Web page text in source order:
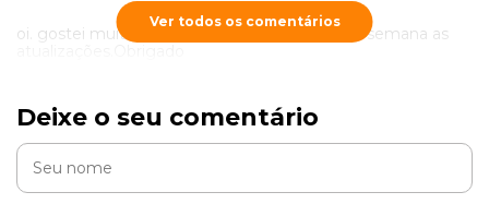
oi. gostei muito do seu site, vou verificar toda semana as
Ver todos os comentários
Deixe o seu comentário